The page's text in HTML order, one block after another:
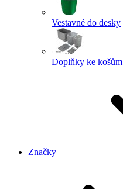
Vestavné do desky
Doplňky ke košům
Značky